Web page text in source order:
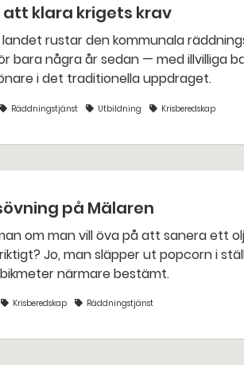
att klara krigets krav
bara några år sedan — med illvilliga
i det traditionella uppdraget.
Räddningstjänst Utbildning Krisberedskap
på Mälaren
räddningstjänsten i
närmare bestämt.
Krisberedskap Räddningstjänst